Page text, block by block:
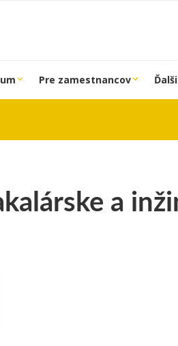
Pre zamestnancov
a